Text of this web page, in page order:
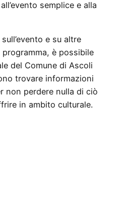
semplice e alla
e su altre
è possibile
del Comune di Ascoli
trovare informazioni
non perdere nulla di ciò
in ambito culturale.